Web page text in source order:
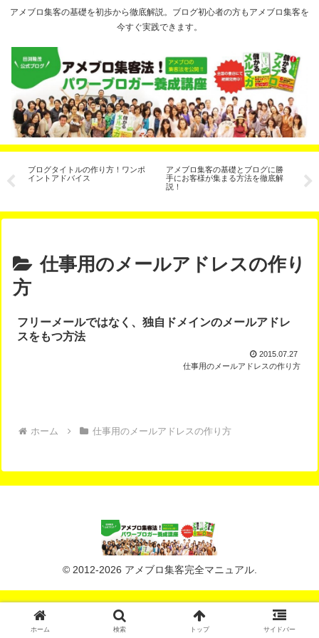
アメブロ集客の基礎を初歩から徹底解説。ブログ初心者の方もアメブロ集客を
今すぐ実践できます。
ブログタイトルの作り方！ワンポ
イントアドバイス
アメブロ集客の基礎とブログに勝
手にお客様が集まる方法を徹底解
説！
は？
仕事用のメールアドレスの作り
方
フリーメールではなく、独自ドメインのメールアドレ
スをもつ方法
2015.07.27
仕事用のメールアドレスの作り方
ホーム 仕事用のメールアドレスの作り方
© 2012-2026 アメブロ集客完全マニュアル.
ホーム 検索 トップ サイドバー